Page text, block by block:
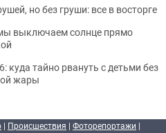
но без груши: все в восторге
выключаем солнце прямо
куда тайно рвануть с детьми без
жары
| Происшествия | Фоторепортажи |